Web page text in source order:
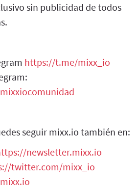
sin publicidad de todos
https://t.me/mixx_io
seguir mixx.io también en:
newsletter.mixx.io
twitter.com/mixx_io